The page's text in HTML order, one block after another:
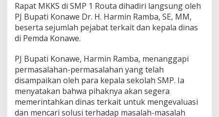
,
P
J
B
u
a
t
i
S
i
a
p
Rapat MKKS di SMP 1 Routa dihadiri langsung oleh
PJ Bupati Konawe Dr. H. Harmin Ramba, SE, MM,
beserta sejumlah pejabat terkait dan kepala dinas
di Pemda Konawe.
PJ Bupati Konawe, Harmin Ramba, menanggapi
permasalahan-permasalahan yang telah
disampaikan oleh para kepala sekolah SMP. Ia
menyatakan bahwa pihaknya akan segera
memerintahkan dinas terkait untuk mengevaluasi
dan mencari solusi terhadap masalah-masalah